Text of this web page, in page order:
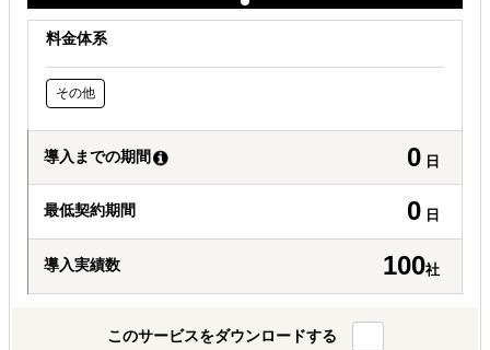
料金体系
その他
導入までの期間 0 日
最低契約期間 0 日
導入実績数 100社
このサービスをダウンロードする